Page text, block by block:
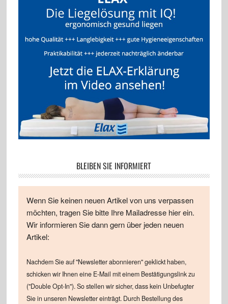
BLEIBEN SIE INFORMIERT
Wenn Sie keinen neuen Artikel von uns verpassen
möchten, tragen Sie bitte Ihre Mailadresse hier ein.
Wir informieren Sie dann gern über jeden neuen
Artikel:
Nachdem Sie auf "Newsletter abonnieren" geklickt haben,
schicken wir Ihnen eine E-Mail mit einem Bestätigungslink zu
("Double Opt-In"). So stellen wir sicher, dass kein Unbefugter
Sie in unseren Newsletter einträgt. Durch Bestellung des